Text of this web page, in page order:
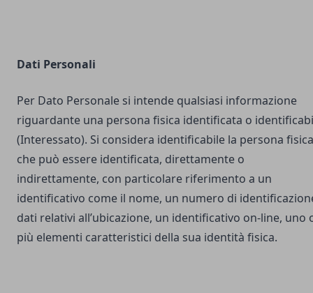
Dati Personali
Per Dato Personale si intende qualsiasi informazione
riguardante una persona fisica identificata o
(Interessato). Si considera identificabile la persona fisica
che può essere identificata, direttamente o
indirettamente, con particolare riferimento a un
identificativo come il nome, un numero di
dati relativi all’ubicazione, un identificativo on-line, uno
più elementi caratteristici della sua identità fisica.